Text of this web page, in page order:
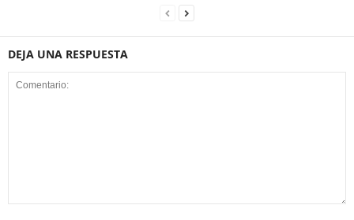
DEJA UNA RESPUESTA